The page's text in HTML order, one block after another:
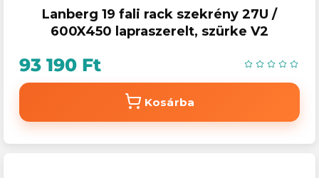
Lanberg 19 fali rack szekrény 27U /
600X450 lapraszerelt, szürke V2
93 190 Ft
Kosárba